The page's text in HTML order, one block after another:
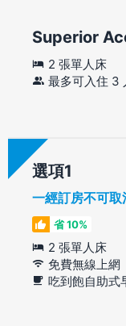
Superior
2 張單人床
最多可入住 3
選項
一經訂房不可取
省 10%
2 張單人床
免費無線上網
吃到飽自助式